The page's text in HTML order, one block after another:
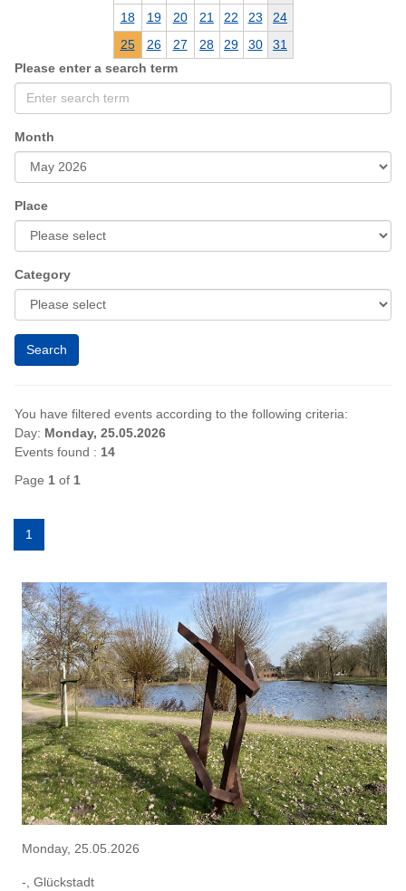
18
19 20 21 22 23
24
25
26 27 28 29 30
31
Please enter a search term
Month
Place
Category
You have filtered events according to the following criteria:
Day: Monday, 25.05.2026
Events found : 14
Page 1 of 1
1
Monday, 25.05.2026
-, Glückstadt